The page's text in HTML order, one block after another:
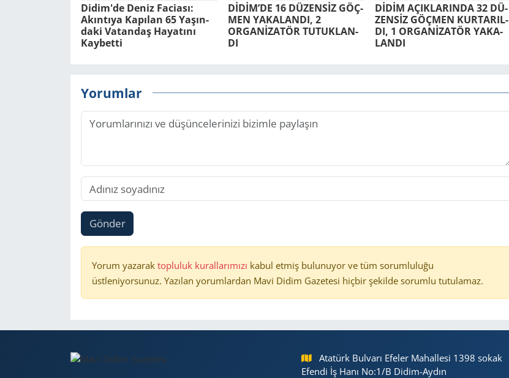
Didim'de Deniz Fa­ci­ası:
Akın­tı­ya Ka­pı­lan 65 Ya­şın­
da­ki Va­tan­daş Ha­ya­tı­nı
Kay­bet­ti
DİDİM’DE 16 DÜ­ZENSİZ GÖÇ­
MEN YA­KA­LAN­DI, 2
ORGANİZATÖR TU­TUK­LAN­
DI
DİDİM AÇIK­LA­RIN­DA 32 DÜ­
ZENSİZ GÖÇ­MEN KUR­TA­RIL­
DI, 1 ORGANİZATÖR YA­KA­
LAN­DI
Yorumlar
Gönder
Yorum yazarak topluluk kurallarımızı kabul etmiş bulunuyor ve tüm sorumluluğu
üstleniyorsunuz. Yazılan yorumlardan Mavi Didim Gazetesi hiçbir şekilde sorumlu tutulamaz.
Atatürk Bulvarı Efeler Mahallesi 1398 sokak
Efendi İş Hanı No:1/B Didim-Aydın